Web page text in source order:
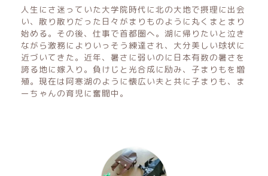
人生にさ迷っていた大学院時代に北の大地で摂理に出会
い、散り散りだった日々がまりものように丸くまとまり
始める。その後、仕事で首都圏へ。湖に帰りたいと泣き
ながら激務によりいっそう練達され、大分美しい球状に
近づいてきた。近年、暑さに弱いのに日本有数の暑さを
誇る地に嫁入り。負けじと光合成に励み、子まりもを増
殖。現在は阿寒湖のように懐広い夫と共に子まりも、ま
ーちゃんの育児に奮闘中。